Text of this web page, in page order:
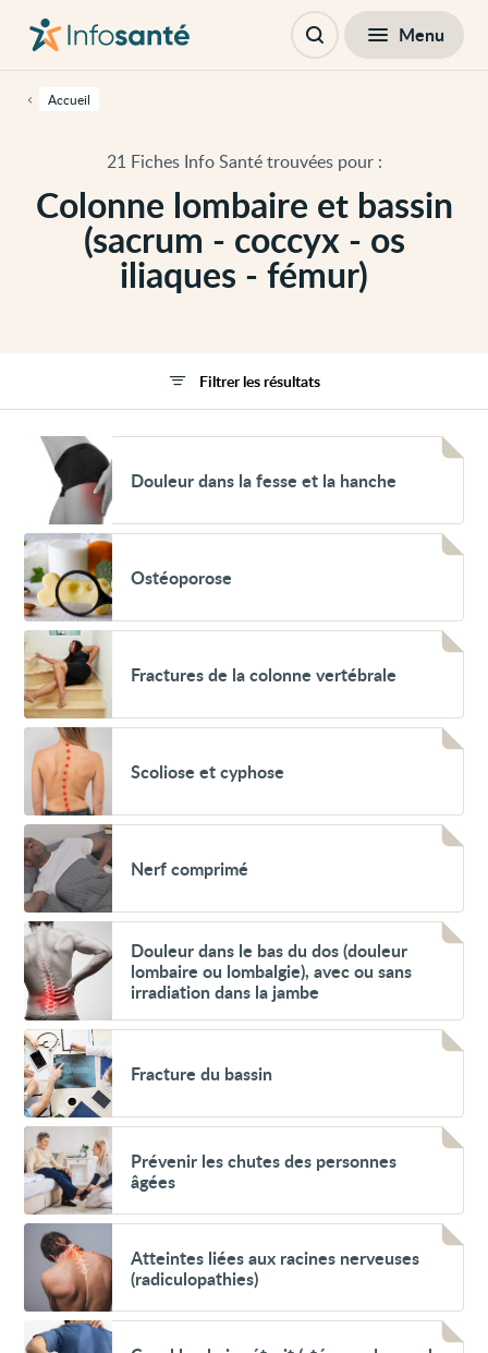
contenu
cette
principale
PasserColonne lombaire et bassin
(sacrum - coccyx - os
iliaques - fémur)
21 Fiches Info Santé trouvées pour :
Accueil
principale
Ouvrir Menu
Voir
Douleur
dans
fesse
et
la
hanche
Douleur dans la fesse et la hanche
Voir
Ostéoporose
Ostéoporose
Voir
Fractures
de
la
colonne
vertébrale
Fractures de la colonne vertébrale
Voir
Scoliose
et
cyphose
Scoliose et cyphose
Voir
Nerf
comprimé
Nerf comprimé
Voir
Douleur
dans
le
bas
du
dos
(douleur
lombaire
ou
lombalgie),
avec
ou
sans
irradiation
dans
la
jambe
Douleur dans le bas du dos (douleur
lombaire ou lombalgie), avec ou sans
irradiation dans la jambe
Voir
Fracture
du
bassin
Fracture du bassin
Voir
Prévenir
les
chutes
des
personnes
âgées
Prévenir les chutes des personnes
âgées
Voir
Atteintes
liées
aux
racines
nerveuses
(radiculopathies)
Atteintes liées aux racines nerveuses
(radiculopathies)
Voir
Canal
Filtrer les résultats
Filtres Fermer